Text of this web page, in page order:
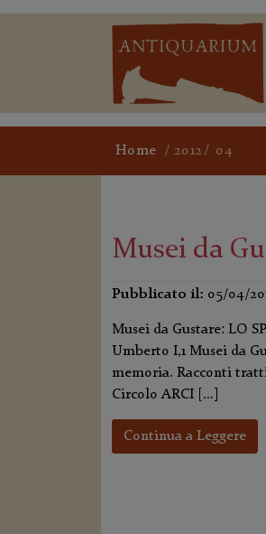
Home / 2012 04
Musei da
Pubblicato il: 05/04/
Musei da Gustare: LO
Umberto I,1 Musei da
memoria. Racconti
Circolo ARCI […]
Continua a Leggere